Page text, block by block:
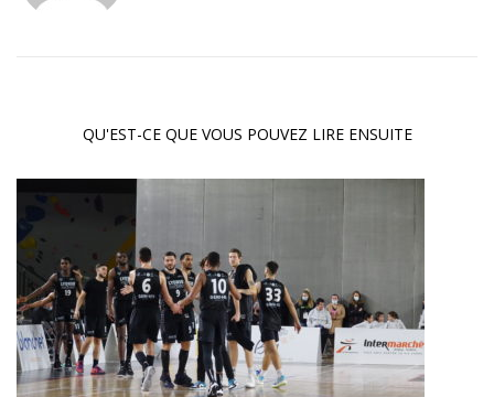
QU'EST-CE QUE VOUS POUVEZ LIRE ENSUITE